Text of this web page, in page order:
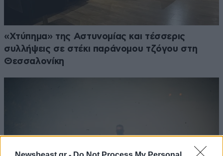
«Χτύπημα» της Αστυνομίας και τέσσερις
συλλήψεις σε στέκι παράνομου τζόγου στη
Θεσσαλονίκη